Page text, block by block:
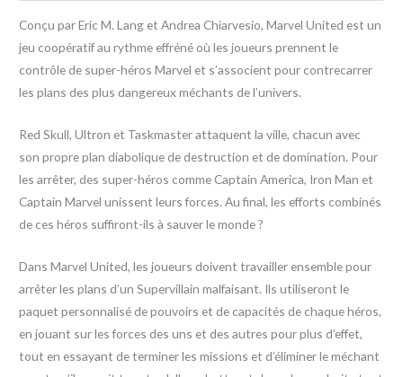
Conçu par Eric M. Lang et Andrea Chiarvesio, Marvel United est un
jeu coopératif au rythme effréné où les joueurs prennent le
contrôle de super-héros Marvel et s’associent pour contrecarrer
les plans des plus dangereux méchants de l’univers.
Red Skull, Ultron et Taskmaster attaquent la ville, chacun avec
son propre plan diabolique de destruction et de domination. Pour
les arrêter, des super-héros comme Captain America, Iron Man et
Captain Marvel unissent leurs forces. Au final, les efforts combinés
de ces héros suffiront-ils à sauver le monde ?
Dans Marvel United, les joueurs doivent travailler ensemble pour
arrêter les plans d’un Supervillain malfaisant. Ils utiliseront le
paquet personnalisé de pouvoirs et de capacités de chaque héros,
en jouant sur les forces des uns et des autres pour plus d’effet,
tout en essayant de terminer les missions et d’éliminer le méchant